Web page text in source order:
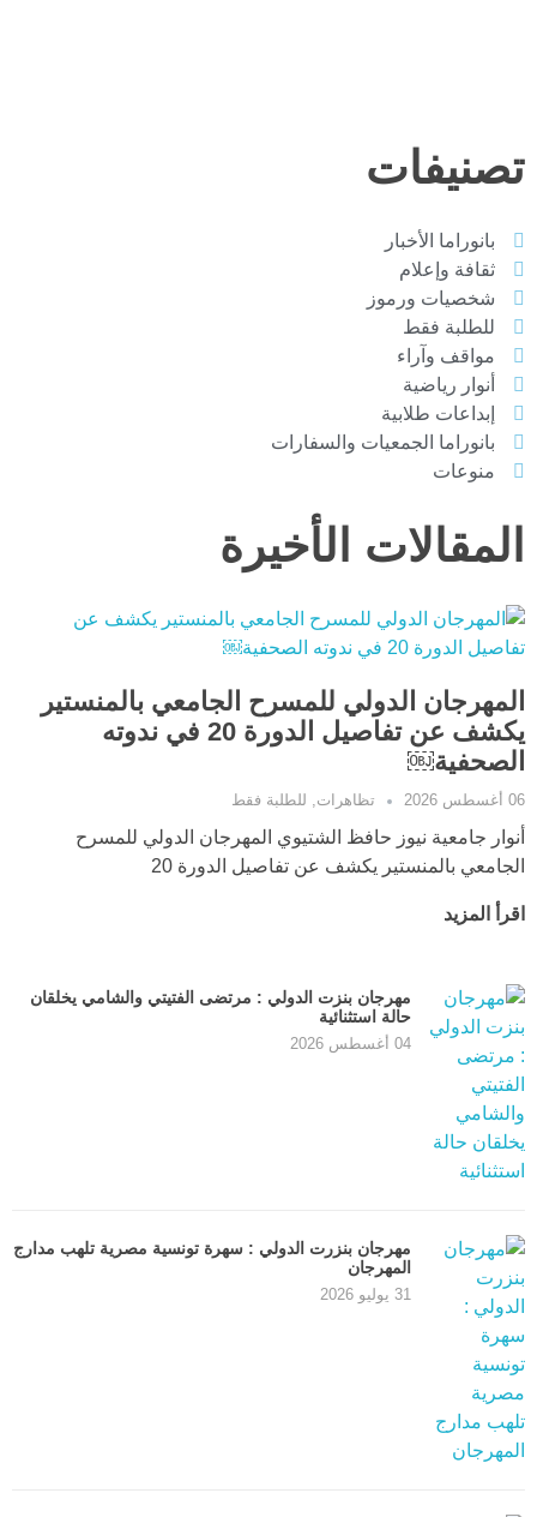
تصنيفات
بانوراما الأخبار
ثقافة وإعلام
شخصيات ورموز
للطلبة فقط
مواقف وآراء
أنوار رياضية
إبداعات طلابية
بانوراما الجمعيات والسفارات
منوعات
المقالات الأخيرة
المهرجان الدولي للمسرح الجامعي بالمنستير
يكشف عن تفاصيل الدورة 20 في ندوته
الصحفية￼
06 أغسطس 2026 تظاهرات, للطلبة فقط
أنوار جامعية نيوز حافظ الشتيوي المهرجان الدولي للمسرح
الجامعي بالمنستير يكشف عن تفاصيل الدورة 20
اقرأ المزيد
مهرجان بنزت الدولي : مرتضى الفتيتي والشامي يخلقان
حالة استثنائية
04 أغسطس 2026
مهرجان بنزرت الدولي : سهرة تونسية مصرية تلهب مدارج
المهرجان
31 يوليو 2026